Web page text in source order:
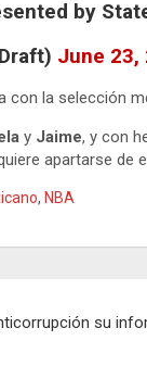
by
June 23,
con la selección
y Jaime, y con
apartarse de
, NBA
su